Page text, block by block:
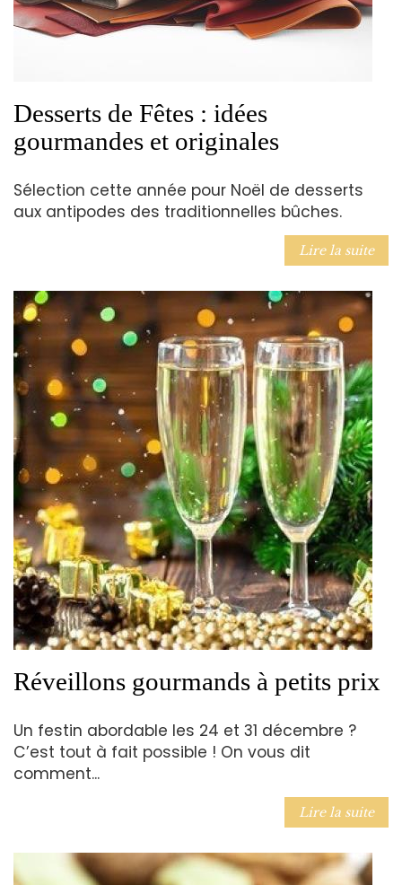
Desserts de Fêtes : idées
gourmandes et originales
Sélection cette année pour Noël de desserts
aux antipodes des traditionnelles bûches.
Lire la suite
Réveillons gourmands à petits prix
Un festin abordable les 24 et 31 décembre ?
C’est tout à fait possible ! On vous dit
comment...
Lire la suite